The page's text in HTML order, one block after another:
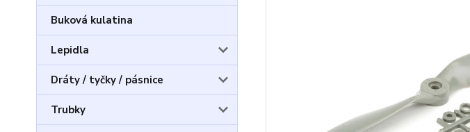
Buková kulatina
Lepidla
Dráty / tyčky / pásnice
Trubky